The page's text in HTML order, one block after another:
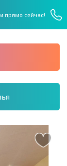
прямо сейчас!